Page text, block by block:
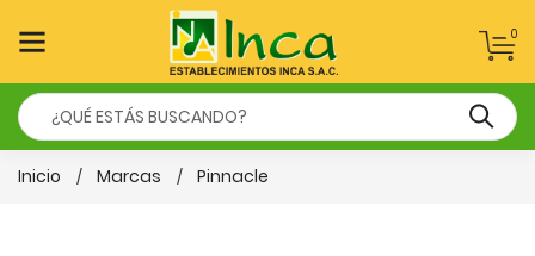
0
Inicio Marcas Pinnacle